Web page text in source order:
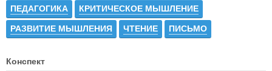
ПЕДАГОГИКА КРИТИЧЕСКОЕ МЫШЛЕНИЕ
РАЗВИТИЕ МЫШЛЕНИЯ ЧТЕНИЕ ПИСЬМО
Конспект